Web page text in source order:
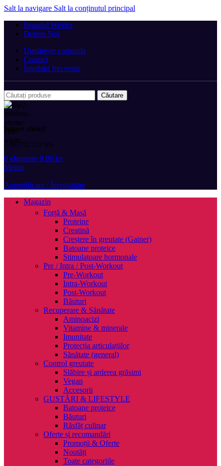
Salt la navigare Salt la conținutul principal
Brandul Weider
Despre Noi
Urmărește comanda
Contact
Întrebări frecvente
Căutare
Suport clienți:
(+40) 752 233 905
0 elemente 0,00 lei
Meniu
Autentificare / Înregistrare
Magazin
Forță & Masă
Proteine
Creatină
Creștere în greutate (Gainer)
Batoane proteice
Stimulatoare hormonale
Pre / Intra / Post-Workout
Pre-Workout
Intra-Workout
Post-Workout
Băuturi
Recuperare & Sănătate
Aminoacizi
Vitamine & minerale
Imunitate
Protecția articulațiilor
Sănătate (general)
Control greutate
Slăbire și arderea grăsimi
Vegan
Accesorii
GUSTĂRI & LIFESTYLE
Batoane proteice
Băuturi
Răsfăț culinar
Oferte și recomandări
Promoții & Oferte
Noutăți
Toate categoriile